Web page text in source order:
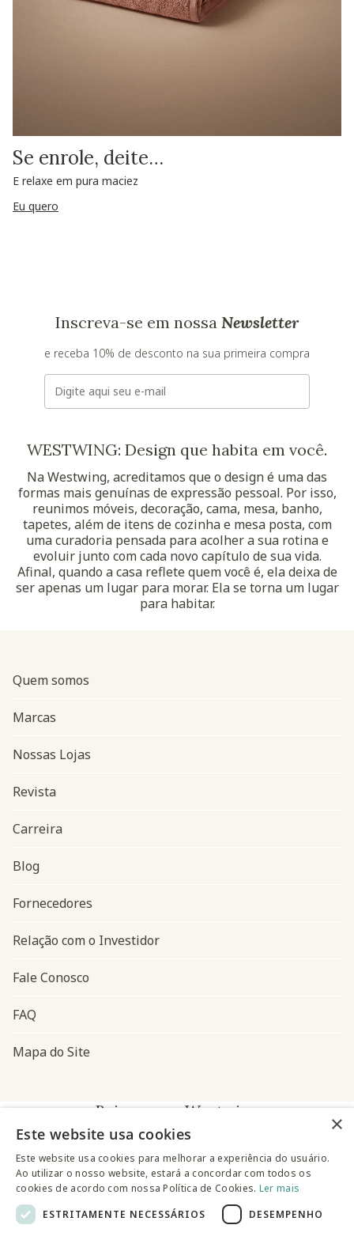
Se enrole, deite…
E relaxe em pura maciez
Eu quero
Inscreva-se em nossa Newsletter
e receba 10% de desconto na sua primeira compra
E-mail
WESTWING: Design que habita em você.
Na Westwing, acreditamos que o design é uma das
formas mais genuínas de expressão pessoal. Por isso,
reunimos móveis, decoração, cama, mesa, banho,
tapetes, além de itens de cozinha e mesa posta, com
uma curadoria pensada para acolher a sua rotina e
evoluir junto com cada novo capítulo de sua vida.
Afinal, quando a casa reflete quem você é, ela deixa de
ser apenas um lugar para morar. Ela se torna um lugar
para habitar.
Navegação do rodapé
Quem somos
Marcas
Nossas Lojas
Revista
Carreira
Blog
Fornecedores
Relação com o Investidor
Fale Conosco
FAQ
Mapa do Site
Baixe o app Westwing
×
Este website usa cookies
Este website usa cookies para melhorar a experiência do usuário.
Ao utilizar o nosso website, estará a concordar com todos os
cookies de acordo com nossa Política de Cookies. Ler mais
ESTRITAMENTE NECESSÁRIOS
DESEMPENHO